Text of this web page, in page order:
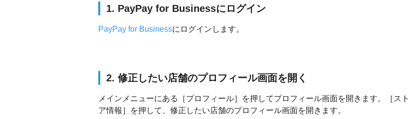
1. PayPay for Businessにログイン
PayPay for Businessにログインします。
2. 修正したい店舗のプロフィール画面を開く
メインメニューにある［プロフィール］を押してプロフィール画面を開きます。［スト
ア情報］を押して、修正したい店舗のプロフィール画面を開きます。